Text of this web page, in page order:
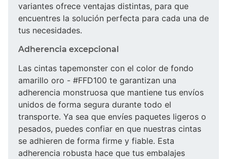
variantes ofrece ventajas distintas, para que
encuentres la solución perfecta para cada una de
tus necesidades.
Adherencia excepcional
Las cintas tapemonster con el color de fondo
amarillo oro - #FFD100 te garantizan una
adherencia monstruosa que mantiene tus envíos
unidos de forma segura durante todo el
transporte. Ya sea que envíes paquetes ligeros o
pesados, puedes confiar en que nuestras cintas
se adhieren de forma firme y fiable. Esta
adherencia robusta hace que tus embalajes